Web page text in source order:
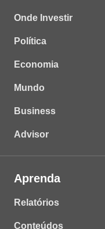
Onde Investir
Política
Economia
Mundo
Business
Advisor
Aprenda
Relatórios
Conteúdos